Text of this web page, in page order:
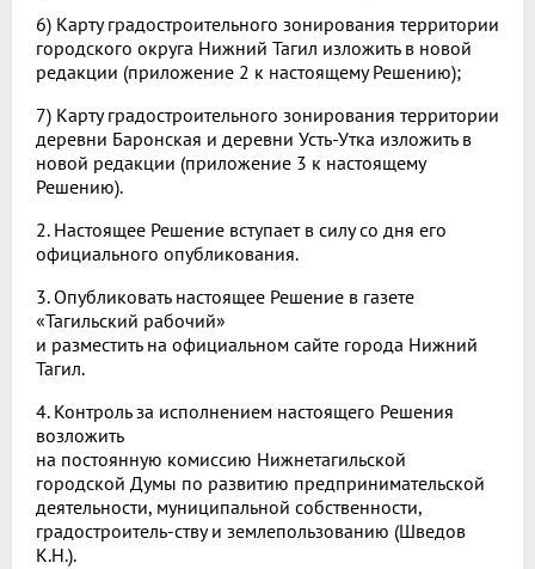
6) Карту градостроительного зонирования территории
городского округа Нижний Тагил изложить в новой
редакции (приложение 2 к настоящему Решению);
7) Карту градостроительного зонирования территории
деревни Баронская и деревни Усть-Утка изложить в
новой редакции (приложение 3 к настоящему
Решению).
2. Настоящее Решение вступает в силу со дня его
официального опубликования.
3. Опубликовать настоящее Решение в газете
«Тагильский рабочий»
и разместить на официальном сайте города Нижний
Тагил.
4. Контроль за исполнением настоящего Решения
возложить
на постоянную комиссию Нижнетагильской
городской Думы по развитию предпринимательской
деятельности, муниципальной собственности,
градостроитель-ству и землепользованию (Шведов
К.Н.).